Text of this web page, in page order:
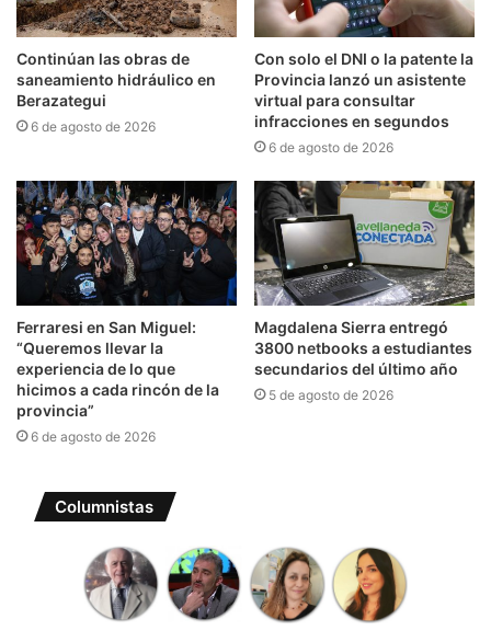
Continúan las obras de
saneamiento hidráulico en
Berazategui
6 de agosto de 2026
Con solo el DNI o la patente la
Provincia lanzó un asistente
virtual para consultar
infracciones en segundos
6 de agosto de 2026
Ferraresi en San Miguel:
“Queremos llevar la
experiencia de lo que
hicimos a cada rincón de la
provincia”
6 de agosto de 2026
Magdalena Sierra entregó
3800 netbooks a estudiantes
secundarios del último año
5 de agosto de 2026
Columnistas